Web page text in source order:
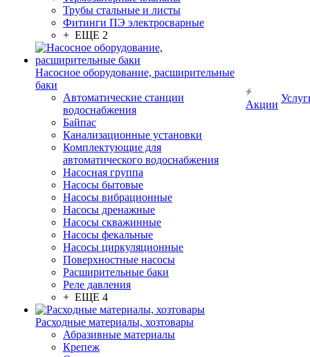
Трубы стальные и листы
Фитинги ПЭ электросварные
+ ЕЩЕ 2
Насосное оборудование, расширительные
баки
Автоматические станции
водоснабжения
Байпас
Канализационные установки
Комплектующие для
автоматического водоснабжения
Насосная группа
Насосы бытовые
Насосы вибрационные
Насосы дренажные
Насосы скважинные
Насосы фекальные
Насосы циркуляционные
Поверхностные насосы
Расширительные баки
Реле давления
+ ЕЩЕ 4
Расходные материалы, хозтовары
Абразивные материалы
Крепеж
Акции